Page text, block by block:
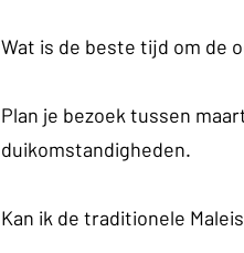
Wat is de beste tijd om de
Plan je bezoek tussen
duikomstandigheden.
Kan ik de traditionele